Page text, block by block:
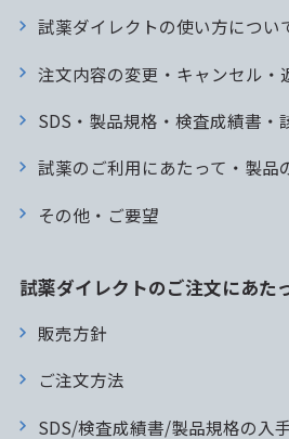
試薬ダイレクトの使い方につい
注文内容の変更・キャンセル・
SDS・製品規格・検査成績書・
試薬のご利用にあたって・製品
その他・ご要望
試薬ダイレクトのご注文にあた
販売方針
ご注文方法
SDS/検査成績書/製品規格の入